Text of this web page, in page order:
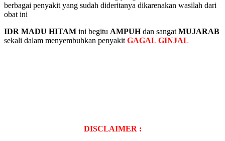
berbagai penyakit yang sudah dideritanya dikarenakan wasilah dari
obat ini
IDR MADU HITAM ini begitu AMPUHdan sangat MUJARAB
sekali dalam menyembuhkan penyakit GAGAL GINJAL
DISCLAIMER :